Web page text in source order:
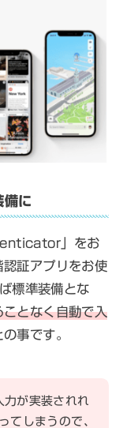
に
」をお
証アプリをお使
標準装備とな
となく自動で入
事です。
力が実装されれ
てしまうので、